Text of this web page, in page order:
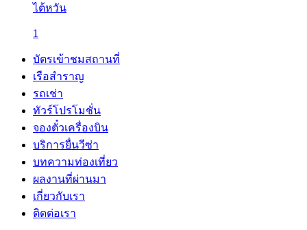
ไต้หวัน
1
บัตรเข้าชมสถานที่
เรือสำราญ
รถเช่า
ทัวร์โปรโมชั่น
จองตั๋วเครื่องบิน
บริการยื่นวีซ่า
บทความท่องเที่ยว
ผลงานที่ผ่านมา
เกี่ยวกับเรา
ติดต่อเรา